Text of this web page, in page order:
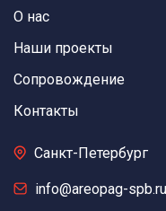
О нас
Наши проекты
Сопровождение
Контакты
Санкт-Петербург
info@areopag-spb.ru